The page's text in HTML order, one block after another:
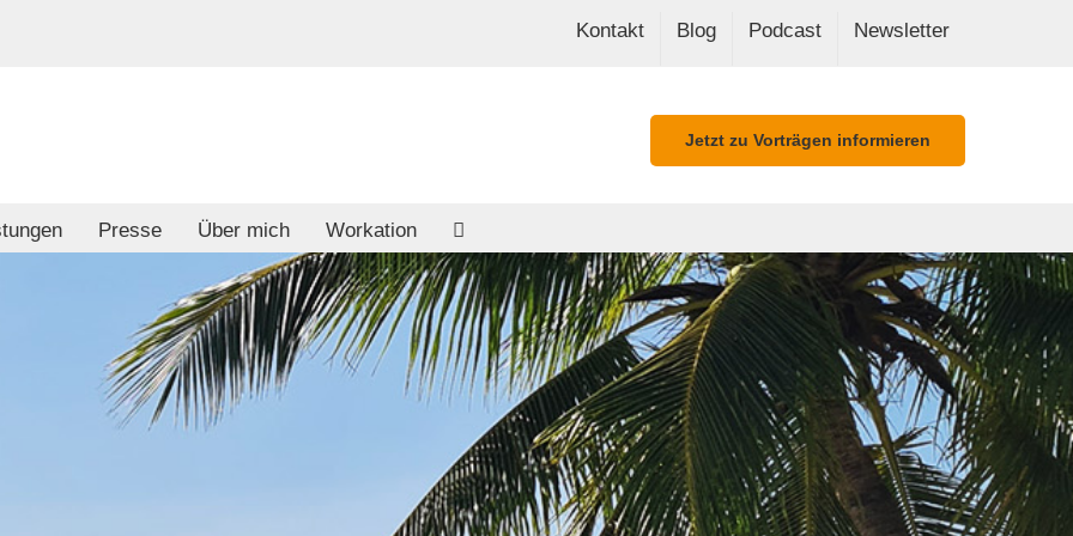
Kontakt Blog Podcast Newsletter
Jetzt zu Vorträgen informieren
Presse Über mich Workation